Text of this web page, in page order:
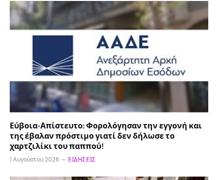
Εύβοια-Απίστευτο: Φορολόγησαν την εγγονή και
της έβαλαν πρόστιμο γιατί δεν δήλωσε το
χαρτζιλίκι του παππού!
1 Αυγούστου 2026 ΕΙΔΉΣΕΙΣ